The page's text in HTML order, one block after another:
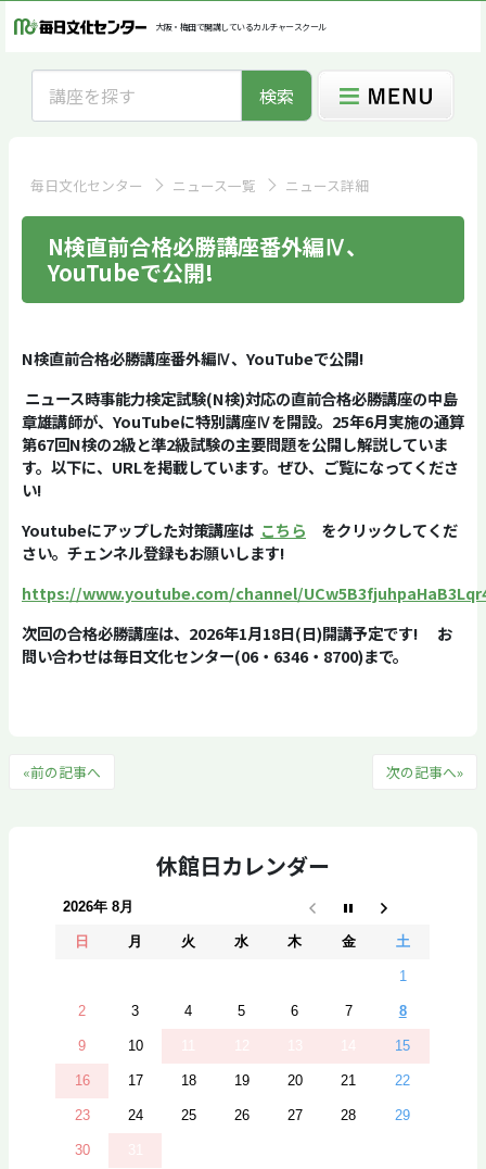
大阪・梅田で開講しているカルチャースクール
休館日カレンダー
2026年 8月
日 月 火 水 木 金 土
1
2 3 4 5 6 7 8
9 10 15
16 17 18 19 20 21 22
23 24 25 26 27 28 29
30
検索
毎日文化センター ニュース一覧 ニュース詳細
N検直前合格必勝講座番外編Ⅳ、
YouTubeで公開!
N検直前合格必勝講座番外編Ⅳ、 YouTubeで公開!
ニュース時事能力検定試験(N検)対応の直前合格必勝講座の中島
章雄講師が、 YouTubeに特別講座Ⅳを開設。 25年6月実施の通算
第67回N検の2級と準2級試験の主要問題を公開し解説していま
す。以下に、 URLを掲載しています。ぜひ、ご覧になってくださ
い!
Youtubeにアップした対策講座は こちら をクリックしてくだ
さい。チェンネル登録もお願いします!
https://www.youtube.com/channel/
次回の合格必勝講座は、 2026年1月18日(日)開講予定です!
お
問い合わせは毎日文化センター(06・ 6346・ 8700)まで。
«前の記事へ 次の記事へ»